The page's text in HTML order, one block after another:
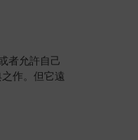
者允許自己
作。但它遠